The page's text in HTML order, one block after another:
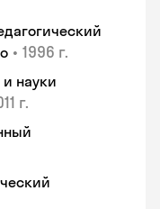
• 1996 г.
науки
г.